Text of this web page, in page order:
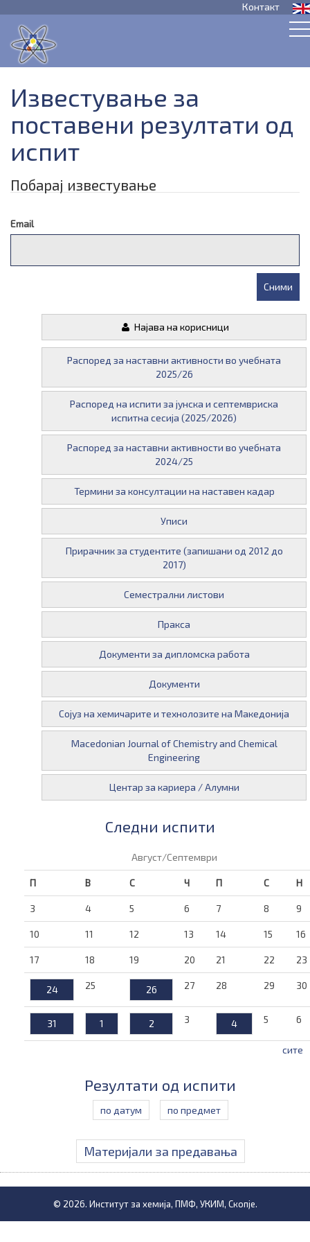
Контакт
Известување за
поставени резултати од
испит
Побарај известување
Email
Најава на корисници
Распоред за наставни активности во учебната
2025/26
Распоред на испити за јунска и септемвриска
испитна сесија (2025/2026)
Распоред за наставни активности во учебната
2024/25
Термини за консултации на наставен кадар
Уписи
Прирачник за студентите (запишани од 2012 до
2017)
Семестрални листови
Пракса
Документи за дипломска работа
Документи
Сојуз на хемичарите и технолозите на Македонија
Macedonian Journal of Chemistry and Chemical
Engineering
Центар за кариера / Алумни
Следни испити
Август/Септември
П В С Ч П С Н
3 4 5 6 7 8 9
10 11 12 13 14 15 16
17 18 19 20 21 22 23
24 25 26 27 28 29 30
31 1 2 3 4 5 6
сите
Резултати од испити
по датум по предмет
Материјали за предавања
© 2026. Институт за хемија, ПМФ, УКИМ, Скопје.